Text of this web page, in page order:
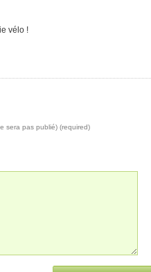
vélo !
sera pas publié) (required)